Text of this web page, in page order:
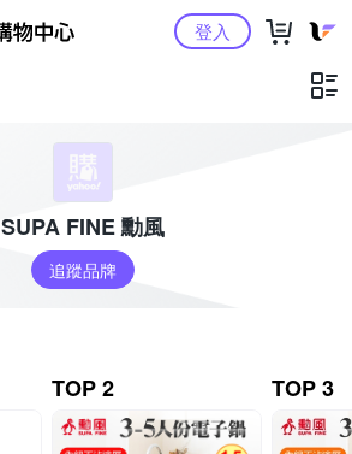
Yahoo購物中心登入
SUPA FINE 勳風
追蹤品牌
TOP 2 TOP 3